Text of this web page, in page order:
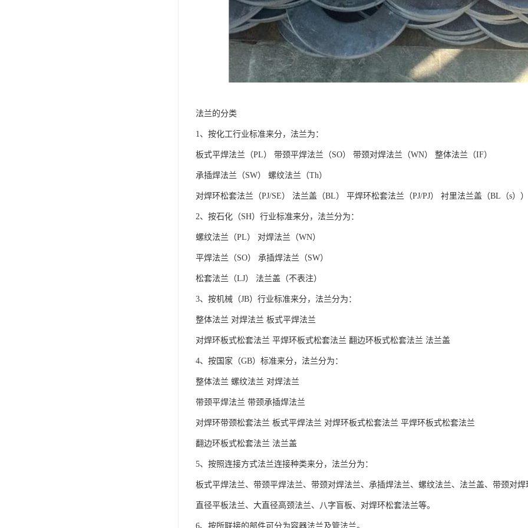
法兰的分类
1、按化工行业标准来分，法兰为：
板式平焊法兰（PL） 带颈平焊法兰（SO） 带颈对焊法兰（WN） 整体法兰（IF）
承插焊法兰（SW） 螺纹法兰（Th）
对焊环松套法兰（PJ/SE） 法兰盖（BL） 平焊环松套法兰（PJ/PJ） 衬里法兰盖（BL（s））
2、按石化（SH）行业标准来分，法兰分为：
螺纹法兰（PL） 对焊法兰（WN）
平焊法兰（SO） 承插焊法兰（SW）
松套法兰（LJ） 法兰盖（不表注）
3、按机械（JB）行业标准来分，法兰分为：
整体法兰 对焊法兰 板式平焊法兰
对焊环板式松套法兰 平焊环板式松套法兰 翻边环板式松套法兰 法兰盖
4、按国家（GB）标准来分，法兰分为：
整体法兰 螺纹法兰 对焊法兰
带颈平焊法兰 带颈承插焊法兰
对焊环带颈松套法兰 板式平焊法兰 对焊环板式松套法兰 平焊环板式松套法兰
翻边环板式松套法兰 法兰盖
5、按照连接方式法兰连接种类来分，法兰分为：
板式平焊法兰、带颈平焊法兰、带颈对焊法兰、承插焊法兰、螺纹法兰、法兰盖、带颈对
直径平板法兰、大直径高颈法兰、八字盲板、对焊环松套法兰等。
6、按所联接的部件可分为容器法兰及管法兰。